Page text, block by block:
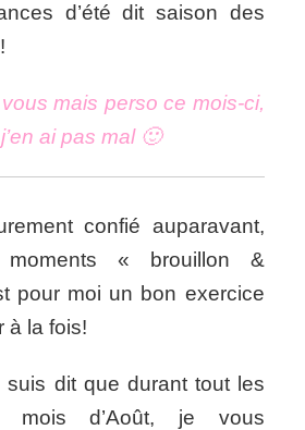
d’été dit saison des
mais perso ce mois-ci,
ai pas mal 🙂
confié auparavant,
« brouillon &
pour moi un bon exercice
à la fois!
dit que durant tout les
mois d’Août, je vous